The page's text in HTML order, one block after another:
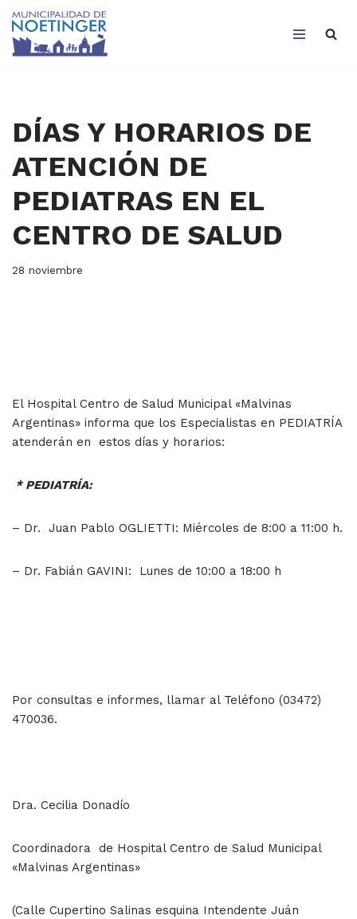
Saltar
DÍAS Y HORARIOS DE
ATENCIÓN DE
PEDIATRAS EN EL
CENTRO DE SALUD
28 noviembre
El Hospital Centro de Salud Municipal «Malvinas
Argentinas» informa que los Especialistas en PEDIATRÍA
atenderán en estos días y horarios:
* PEDIATRÍA:
– Dr. Juan Pablo OGLIETTI: Miércoles de 8:00 a 11:00 h.
– Dr. Fabián GAVINI: Lunes de 10:00 a 18:00 h
Por consultas e informes, llamar al Teléfono (03472)
470036.
Dra. Cecilia Donadío
Coordinadora de Hospital Centro de Salud Municipal
«Malvinas Argentinas»
(Calle Cupertino Salinas esquina Intendente Juán